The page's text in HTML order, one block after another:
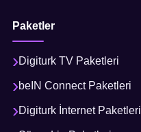
Paketler
Digiturk TV Paketleri
beIN Connect Paketleri
Digiturk İnternet Paketleri